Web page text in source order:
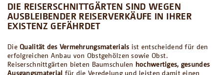
DIE REISERSCHNITTGÄRTEN SIND WEGEN
AUSBLEIBENDER REISERVERKÄUFE IN IHRER
EXISTENZ GEFÄHRDET
DieQualität des Vermehrungsmaterials ist entscheidend für den
erfolgreichen Anbau von Obstgehölzen sowie Obst.
Reiserschnittgärten bieten Baumschulen hochwertiges, gesundes
Ausgangsmaterial für die Veredelung und leisten damit einen